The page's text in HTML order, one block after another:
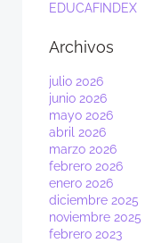
EDUCAFINDEX
Archivos
julio 2026
junio 2026
mayo 2026
abril 2026
marzo 2026
febrero 2026
enero 2026
diciembre 2025
noviembre 2025
febrero 2023